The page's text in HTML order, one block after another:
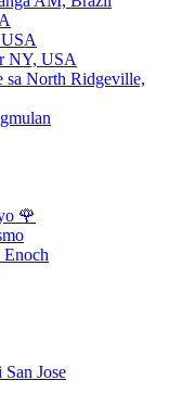
NY, USA
sa North Ridgeville,
🌹
Enoch
Jose